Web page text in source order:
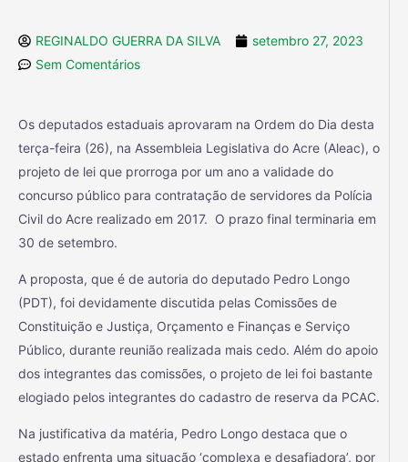
REGINALDO GUERRA DA SILVA
setembro 27, 2023
Sem Comentários
Os deputados estaduais aprovaram na Ordem do Dia desta
terça-feira (26), na Assembleia Legislativa do Acre (Aleac), o
projeto de lei que prorroga por um ano a validade do
concurso público para contratação de servidores da Polícia
Civil do Acre realizado em 2017. O prazo final terminaria em
30 de setembro.
A proposta, que é de autoria do deputado Pedro Longo
(PDT), foi devidamente discutida pelas Comissões de
Constituição e Justiça, Orçamento e Finanças e Serviço
Público, durante reunião realizada mais cedo. Além do apoio
dos integrantes das comissões, o projeto de lei foi bastante
elogiado pelos integrantes do cadastro de reserva da PCAC.
Na justificativa da matéria, Pedro Longo destaca que o
estado enfrenta uma situação ‘complexa e desafiadora’, por